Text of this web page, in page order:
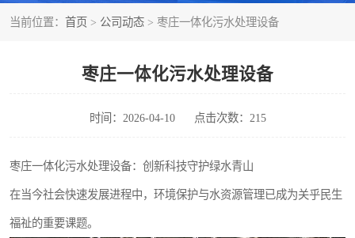
当前位置： 首页 > 公司动态 > 枣庄一体化污水处理设备
枣庄一体化污水处理设备
时间：2026-04-10 点击次数：215
枣庄一体化污水处理设备：创新科技守护绿水青山
在当今社会快速发展进程中，环境保护与水资源管理已成为关乎民生
福祉的重要课题。
玻璃钢一体化污水处理设备
食品加工污水处理设备
高速服务区收费站污水处理设备